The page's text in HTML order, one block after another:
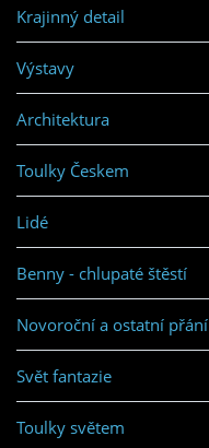
Krajinný detail
Výstavy
Architektura
Toulky Českem
Lidé
Benny - chlupaté štěstí
Novoroční a ostatní přání
Svět fantazie
Toulky světem